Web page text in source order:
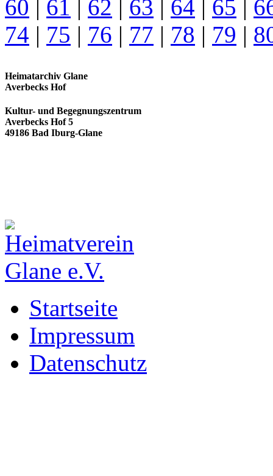
60 | 61 | 62 | 63 | 64 | 65 |
74 | 75 | 76 | 77 | 78 | 79 |
Heimatarchiv Glane
Averbecks Hof
Kultur- und Begegnungszentrum
Averbecks Hof 5
49186 Bad Iburg-Glane
Startseite
Impressum
Datenschutz